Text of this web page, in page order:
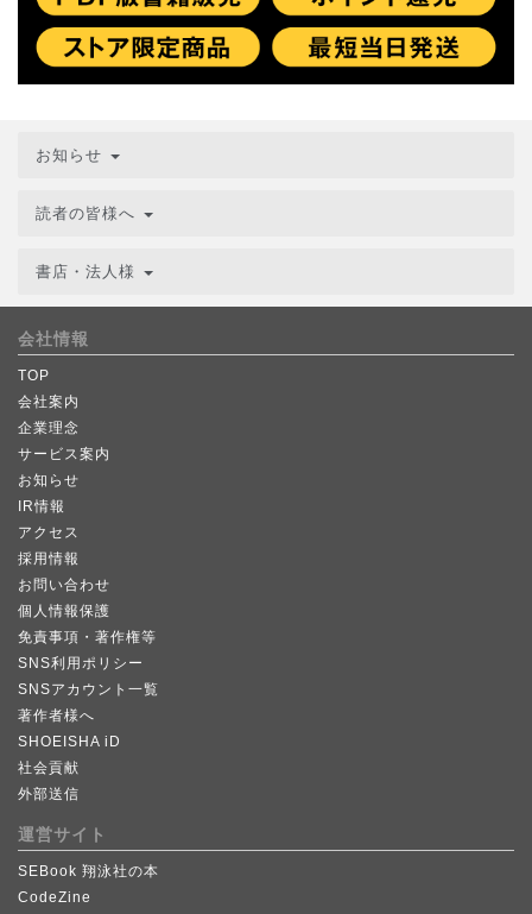
お知らせ
読者の皆様へ
書店・法人様
会社情報
TOP
会社案内
企業理念
サービス案内
お知らせ
IR情報
アクセス
採用情報
お問い合わせ
個人情報保護
免責事項・著作権等
SNS利用ポリシー
SNSアカウント一覧
著作者様へ
SHOEISHA iD
社会貢献
外部送信
運営サイト
SEBook 翔泳社の本
CodeZine